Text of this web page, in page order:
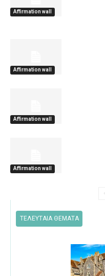
Affirmation wall
Affirmation wall
Affirmation wall
Affirmation wall
ΤΕΛΕΥΤΑΙΑ ΘΕΜΑΤΑ